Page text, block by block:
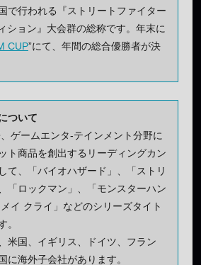
で行われる『ストリートファイター
ション』大会群の総称です。年末に
CUP”にて、年間の総合優勝者が決
ついて
ゲームエンタ-テインメント分野に
ト商品を創出するリーディングカン
て、「バイオハザード」、「ストリ
「ロックマン」、「モンスターハン
イ クライ」などのシリーズタイト
。
米国、イギリス、ドイツ、フラン
に海外子会社があります。